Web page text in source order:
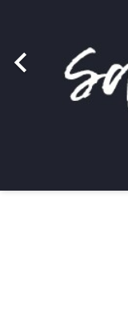
